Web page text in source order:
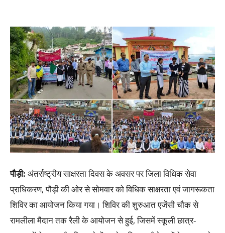
पौड़ी: अंतर्राष्ट्रीय साक्षरता दिवस के अवसर पर जिला विधिक सेवा
प्राधिकरण, पौड़ी की ओर से सोमवार को विधिक साक्षरता एवं जागरूकता
शिविर का आयोजन किया गया। शिविर की शुरुआत एजेंसी चौक से
रामलीला मैदान तक रैली के आयोजन से हुई, जिसमें स्कूली छात्र-